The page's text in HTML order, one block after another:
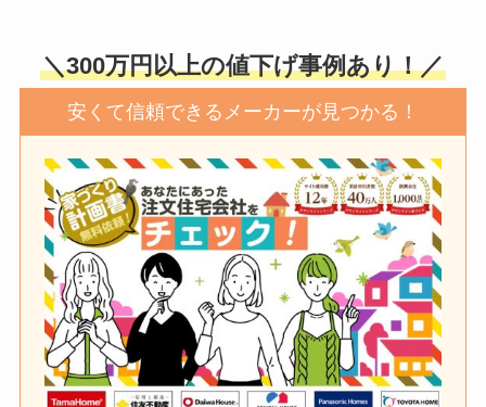
＼300万円以上の値下げ事例あり！／
安くて信頼できるメーカーが見つかる！